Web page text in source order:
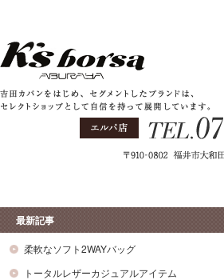
最新記事
柔軟なソフト2WAYバッグ
トータルレザーカジュアルアイテム